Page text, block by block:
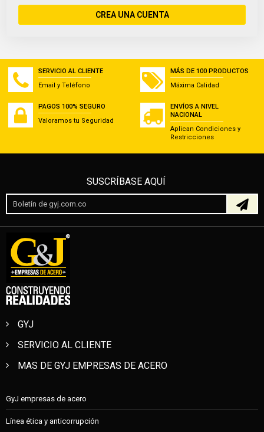
CREA UNA CUENTA
SERVICIO AL CLIENTE
Email y Teléfono
MÁS DE 100 PRODUCTOS
Máxima Calidad
PAGOS 100% SEGURO
Valoramos tu Seguridad
ENVÍOS A NIVEL
NACIONAL
Aplican Condiciones y
Restricciones
SUSCRÍBASE AQUÍ
GYJ
SERVICIO AL CLIENTE
MAS DE GYJ EMPRESAS DE ACERO
GyJ empresas de acero
Línea ética y anticorrupción